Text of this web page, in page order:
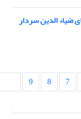
ضیاء الدین سردار
7
8
9